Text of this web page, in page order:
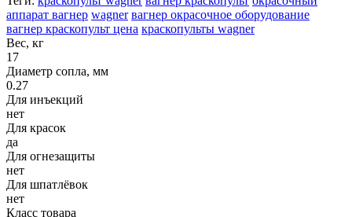
аппарат вагнер wagner вагнер окрасочное оборудование
вагнер краскопульт цена краскопульты wagner
Вес, кг
17
Диаметр сопла, мм
0.27
Для инъекций
нет
Для красок
да
Для огнезащиты
нет
Для шпатлёвок
нет
Класс товара